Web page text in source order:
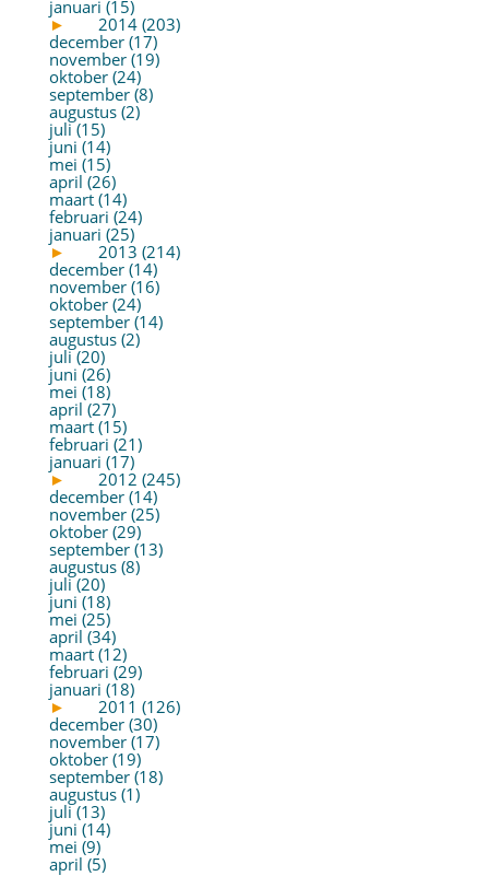
januari (15)
►
2014 (203)
december (17)
november (19)
oktober (24)
september (8)
augustus (2)
juli (15)
juni (14)
mei (15)
april (26)
maart (14)
februari (24)
januari (25)
►
2013 (214)
december (14)
november (16)
oktober (24)
september (14)
augustus (2)
juli (20)
juni (26)
mei (18)
april (27)
maart (15)
februari (21)
januari (17)
►
2012 (245)
december (14)
november (25)
oktober (29)
september (13)
augustus (8)
juli (20)
juni (18)
mei (25)
april (34)
maart (12)
februari (29)
januari (18)
►
2011 (126)
december (30)
november (17)
oktober (19)
september (18)
augustus (1)
juli (13)
juni (14)
mei (9)
april (5)